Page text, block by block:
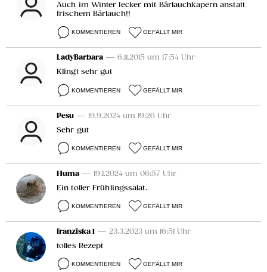
Auch im Winter lecker mit Bärlauchkapern anstatt
frischem Bärlauch!!
KOMMENTIEREN GEFÄLLT MIR
LadyBarbara — 6.11.2015 um 17:54 Uhr
Klingt sehr gut
KOMMENTIEREN GEFÄLLT MIR
Pesu — 19.9.2024 um 19:26 Uhr
Sehr gut
KOMMENTIEREN GEFÄLLT MIR
Huma — 19.1.2024 um 06:57 Uhr
Ein toller Frühlingssalat.
KOMMENTIEREN GEFÄLLT MIR
franziska 1 — 23.3.2023 um 16:51 Uhr
tolles Rezept
KOMMENTIEREN GEFÄLLT MIR